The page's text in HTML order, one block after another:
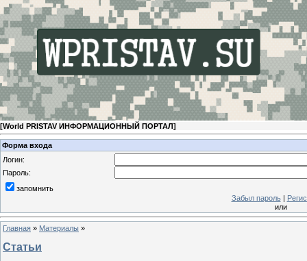
[World PRISTAV ИНФОРМАЦИОННЫЙ ПОРТАЛ]
Форма входа
Логин:
Пароль:
запомнить
Забыл пароль|
или
Главная » Материалы »
Статьи